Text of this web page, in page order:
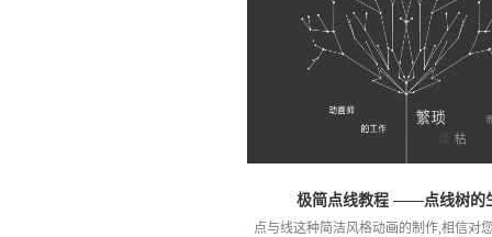
极简点线教程 ——点线树的
点与线这种简洁风格动画的制作,相信对